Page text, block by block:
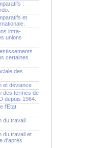
:
et
intra-
unions
certaines
des
et déviance
des termes de
depuis 1964.
l'Etat
du travail
du travail et
d'après